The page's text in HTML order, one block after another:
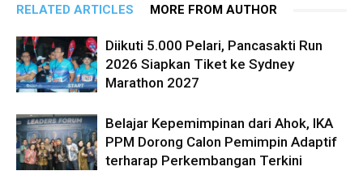
RELATED ARTICLES MORE FROM AUTHOR
Diikuti 5.000 Pelari, Pancasakti Run
2026 Siapkan Tiket ke Sydney
Marathon 2027
Belajar Kepemimpinan dari Ahok, IKA
PPM Dorong Calon Pemimpin Adaptif
terharap Perkembangan Terkini